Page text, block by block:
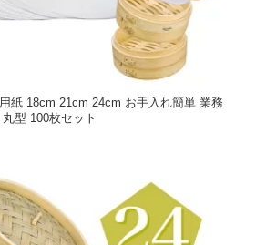
紙 18cm 21cm 24cm お手入れ簡単 業務
型 100枚セット